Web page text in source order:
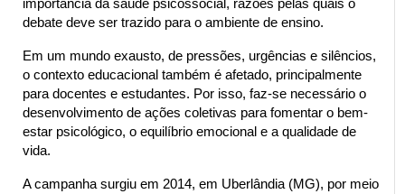
importância da saúde psicossocial, razões pelas quais o
debate deve ser trazido para o ambiente de ensino.
Em um mundo exausto, de pressões, urgências e silêncios,
o contexto educacional também é afetado, principalmente
para docentes e estudantes. Por isso, faz-se necessário o
desenvolvimento de ações coletivas para fomentar o bem-
estar psicológico, o equilíbrio emocional e a qualidade de
vida.
A campanha surgiu em 2014, em Uberlândia (MG), por meio